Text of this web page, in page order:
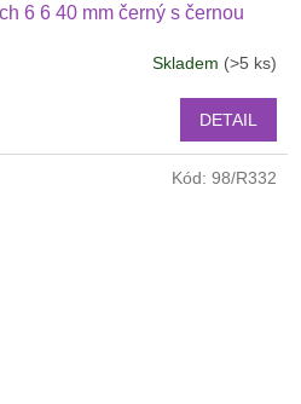
6 6 40 mm černý s černou
Skladem (>5 ks)
DETAIL
Kód: 98/R332